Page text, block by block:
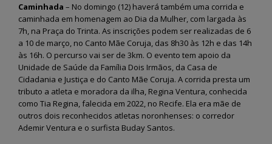
Caminhada – No domingo (12) haverá também uma corrida e
caminhada em homenagem ao Dia da Mulher, com largada às
7h, na Praça do Trinta. As inscrições podem ser realizadas de 6
a 10 de março, no Canto Mãe Coruja, das 8h30 às 12h e das 14h
às 16h. O percurso vai ser de 3km. O evento tem apoio da
Unidade de Saúde da Família Dois Irmãos, da Casa de
Cidadania e Justiça e do Canto Mãe Coruja. A corrida presta um
tributo a atleta e moradora da ilha, Regina Ventura, conhecida
como Tia Regina, falecida em 2022, no Recife. Ela era mãe de
outros dois reconhecidos atletas noronhenses: o corredor
Ademir Ventura e o surfista Buday Santos.